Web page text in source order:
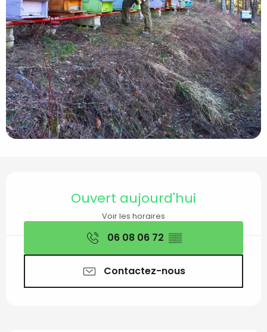
Ouverture et
Ouvert aujourd'hui
Voir les horaires
06 08 06 72 ▒▒
Contactez-nous